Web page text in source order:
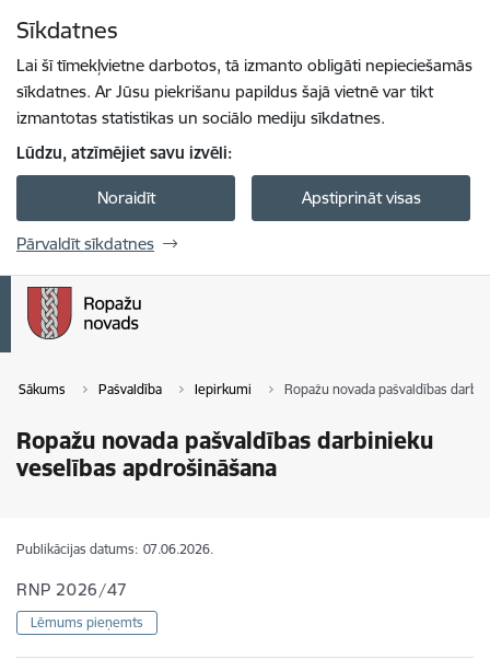
Sīkdatnes
Lai šī tīmekļvietne darbotos, tā izmanto obligāti nepieciešamās
sīkdatnes. Ar Jūsu piekrišanu papildus šajā vietnē var tikt
izmantotas statistikas un sociālo mediju sīkdatnes.
Lūdzu, atzīmējiet savu izvēli:
Noraidīt Apstiprināt visas
Pārvaldīt sīkdatnes
Sākums Pašvaldība Iepirkumi Ropažu novada pašvaldības
Ropažu novada pašvaldības darbinieku
veselības apdrošināšana
Publikācijas datums: 07.06.2026.
RNP 2026/47
Lēmums pieņemts